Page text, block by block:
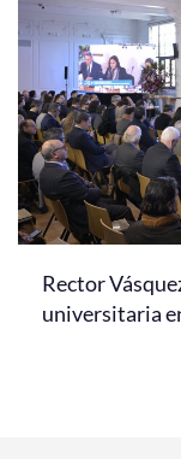
Rector
universitaria